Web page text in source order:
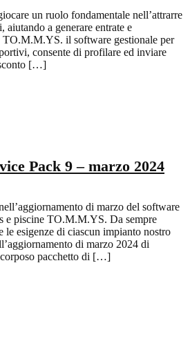
un ruolo fondamentale nell’attrarre
aiutando a generare entrate e
il software gestionale per
consente di profilare ed inviare
[…]
Pack 9 – marzo 2024
di marzo del software
e piscine TO.M.M.YS. Da sempre
le esigenze di ciascun impianto nostro
di marzo 2024 di
pacchetto di […]